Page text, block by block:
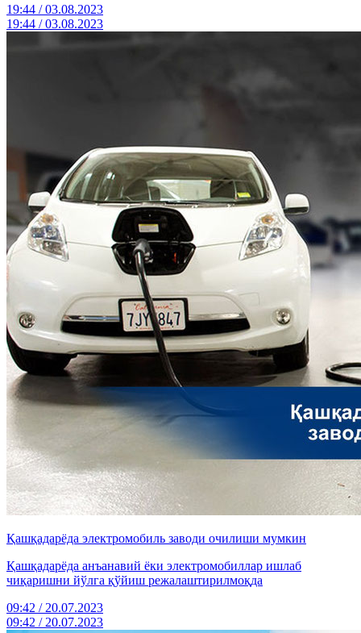
19:44 / 03.08.2023
19:44 / 03.08.2023
Қашқадарёда электромобиль заводи очилиши мумкин
Қашқадарёда анъанавий ёки электромобиллар ишлаб
чиқаришни йўлга қўйиш режалаштирилмоқда
09:42 / 20.07.2023
09:42 / 20.07.2023